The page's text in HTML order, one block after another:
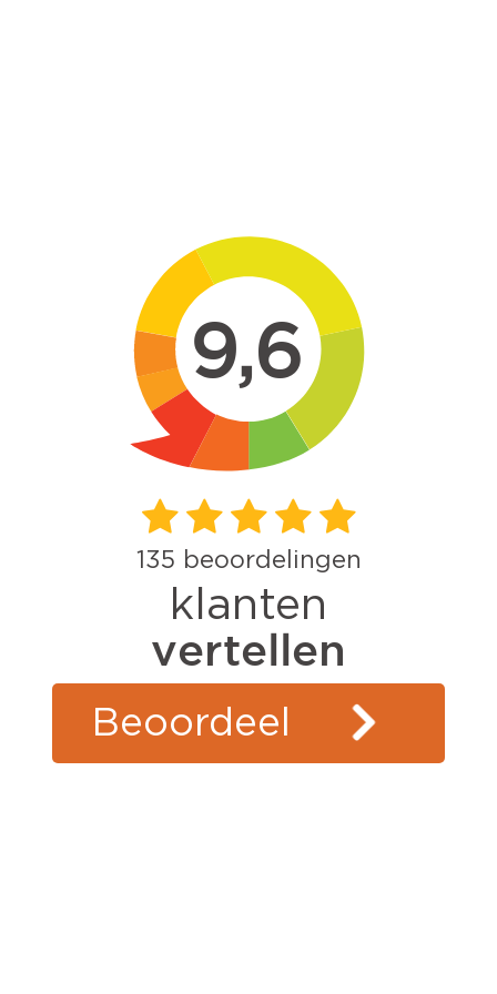
9,6
135 beoordelingen
klanten
vertellen
Beoordeel